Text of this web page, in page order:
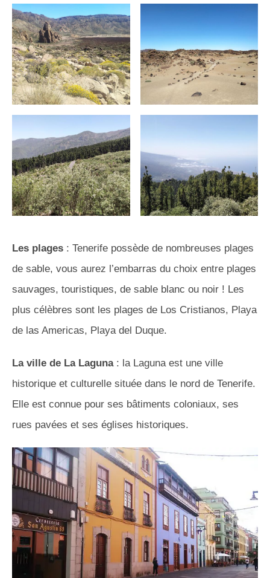
Les plages : Tenerife possède de nombreuses plages
de sable, vous aurez l’embarras du choix entre plages
sauvages, touristiques, de sable blanc ou noir ! Les
plus célèbres sont les plages de Los Cristianos, Playa
de las Americas, Playa del Duque.
La ville de La Laguna: la Laguna est une ville
historique et culturelle située dans le nord de Tenerife.
Elle est connue pour ses bâtiments coloniaux, ses
rues pavées et ses églises historiques.